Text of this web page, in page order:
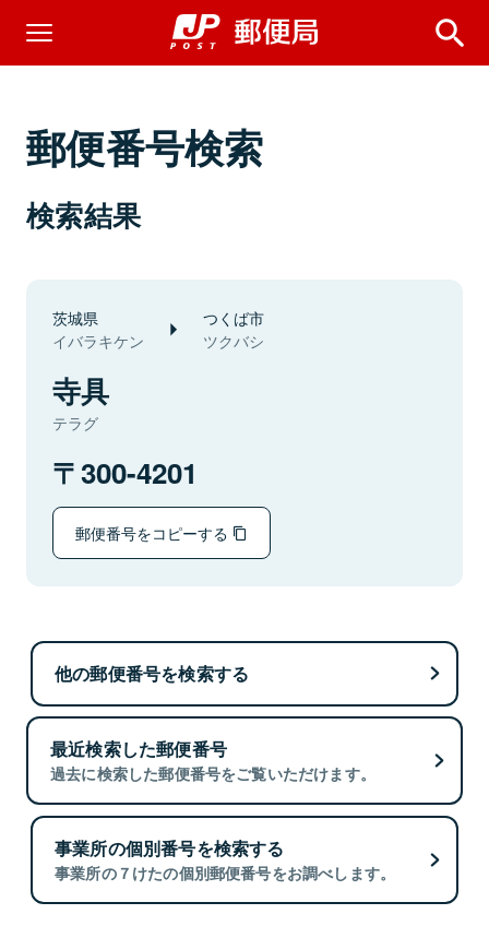
郵便番号検索
検索結果
茨城県
イバラキケン
つくば市
ツクバシ
寺具
テラグ
300-4201
郵便番号をコピーする
他の郵便番号を検索する
最近検索した郵便番号
過去に検索した郵便番号をご覧いただけます。
事業所の個別番号を検索する
事業所の７けたの個別郵便番号をお調べします。